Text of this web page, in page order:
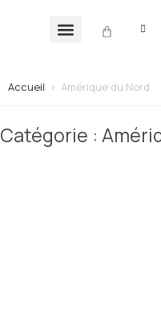
Accueil > Amérique du Nord
Catégorie :